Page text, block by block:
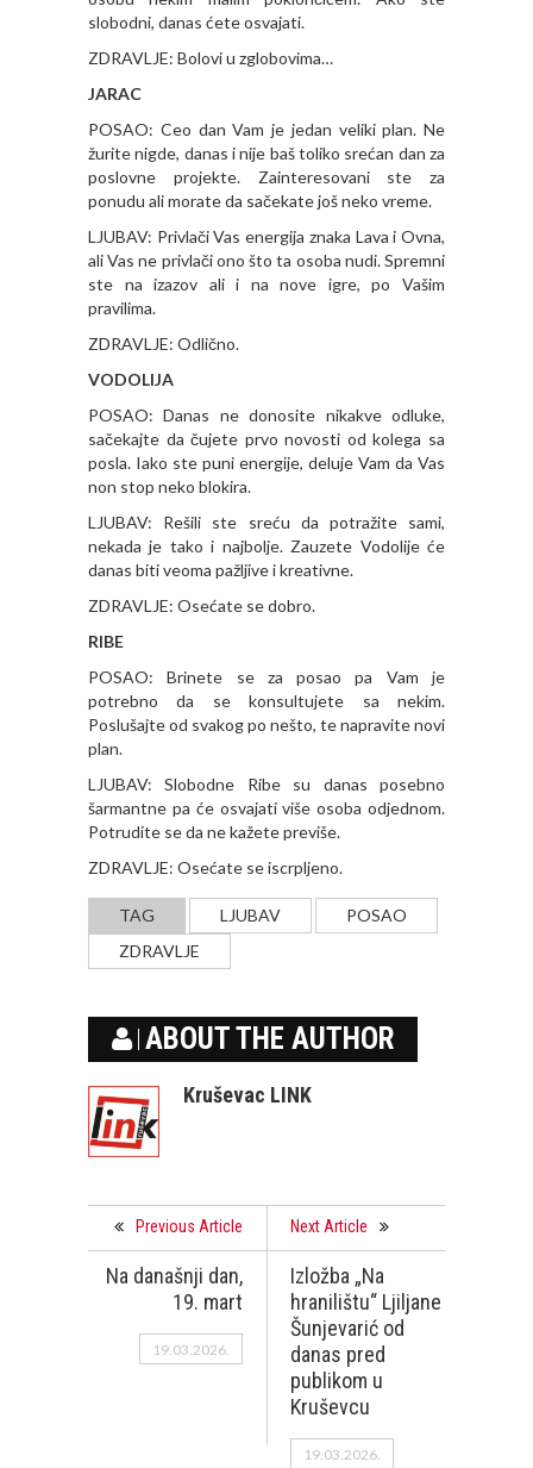
slobodni, danas ćete osvajati.
ZDRAVLJE: Bolovi u zglobovima…
JARAC
POSAO: Ceo dan Vam je jedan veliki plan. Ne
žurite nigde, danas i nije baš toliko srećan dan za
poslovne projekte. Zainteresovani ste za
ponudu ali morate da sačekate još neko vreme.
LJUBAV: Privlači Vas energija znaka Lava i Ovna,
ali Vas ne privlači ono što ta osoba nudi. Spremni
ste na izazov ali i na nove igre, po Vašim
pravilima.
ZDRAVLJE: Odlično.
VODOLIJA
POSAO: Danas ne donosite nikakve odluke,
sačekajte da čujete prvo novosti od kolega sa
posla. Iako ste puni energije, deluje Vam da Vas
non stop neko blokira.
LJUBAV: Rešili ste sreću da potražite sami,
nekada je tako i najbolje. Zauzete Vodolije će
danas biti veoma pažljive i kreativne.
ZDRAVLJE: Osećate se dobro.
RIBE
POSAO: Brinete se za posao pa Vam je
potrebno da se konsultujete sa nekim.
Poslušajte od svakog po nešto, te napravite novi
plan.
LJUBAV: Slobodne Ribe su danas posebno
šarmantne pa će osvajati više osoba odjednom.
Potrudite se da ne kažete previše.
ZDRAVLJE: Osećate se iscrpljeno.
TAG LJUBAV
POSAO
ZDRAVLJE
ABOUT THE AUTHOR
Kruševac LINK
Previous Article
Na današnji dan,
19. mart
19.03.2026.
Next Article
Izložba „Na
hranilištu“ Ljiljane
Šunjevarić od
danas pred
publikom u
Kruševcu
19.03.2026.